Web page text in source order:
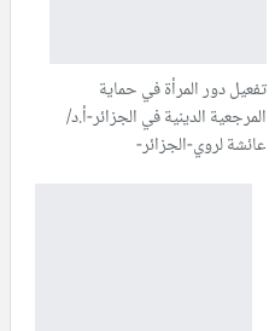
تفعيل دور المرأة في حماية
المرجعية الدينية في الجزائر-أ.د/
عائشة لروي-الجزائر-